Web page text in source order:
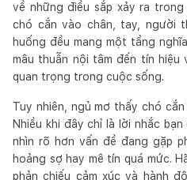
về những điều sắp xảy ra
chó cắn vào chân, tay, người
huống đều mang một tầng
mâu thuẫn nội tâm đến tín
quan trọng trong cuộc sống.
Tuy nhiên, ngủ mơ thấy chó
Nhiều khi đây chỉ là lời nhắc
nhìn rõ hơn vấn đề đang gặp
hoảng sợ hay mê tín quá mức.
phản chiếu cảm xúc và hành